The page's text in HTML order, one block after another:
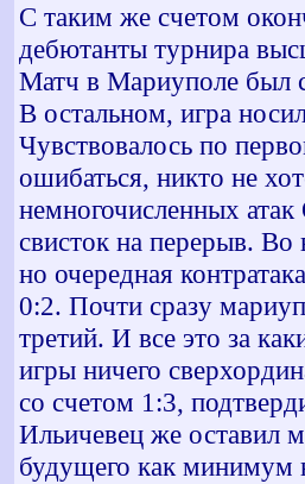
С таким же счетом
дебютанты турнира
Матч в Мариуполе был
В остальном, игра
Чувствовалось по
ошибаться, никто не
немногочисленных
свисток на перерыв. Во
но очередная
0:2. Почти сразу
третий. И все это за
игры ничего
со счетом 1:3,
Ильичевец же оставил
будущего как минимум